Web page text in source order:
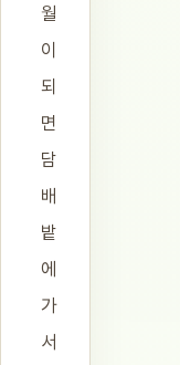
월
이
되
면
담
배
밭
에
가
서